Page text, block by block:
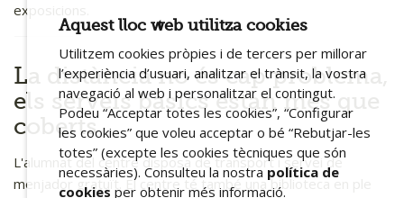
exposicions.
La distància no és cap problema,
els serveis bàsics estan més que
coberts
L'alumnat del centre disposa de transport i servei de
menjador gratuït. El centre té també una biblioteca en ple
Aquest lloc web utilitza cookies
Utilitzem cookies pròpies i de tercers per millorar
l’experiència d’usuari, analitzar el trànsit, la vostra
navegació al web i personalitzar el contingut.
Podeu “Acceptar totes les cookies”, “Configurar
les cookies” que voleu acceptar o bé “Rebutjar-les
totes” (excepte les cookies tècniques que són
necessàries). Consulteu la nostra política de
cookies per obtenir més informació.